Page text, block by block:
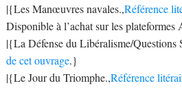
|{Les Manœuvres navales.,Référence
Disponible à l’achat sur les
|{La Défense du Libéralisme/Questions
de cet ouvrage.}
|{Le Jour du Triomphe.,Référence